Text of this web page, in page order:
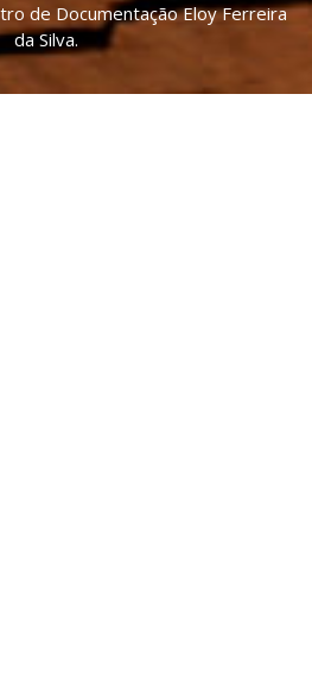
de Documentação Eloy Ferreira
da Silva.